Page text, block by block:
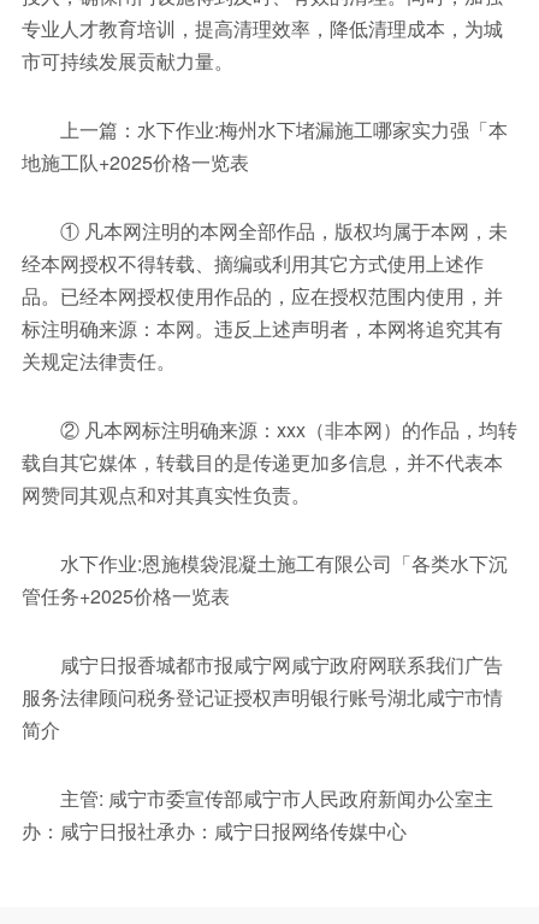
专业人才教育培训，提高清理效率，降低清理成本，为城
市可持续发展贡献力量。
上一篇：水下作业:梅州水下堵漏施工哪家实力强「本
地施工队+2025价格一览表
① 凡本网注明的本网全部作品，版权均属于本网，未
经本网授权不得转载、摘编或利用其它方式使用上述作
品。已经本网授权使用作品的，应在授权范围内使用，并
标注明确来源：本网。违反上述声明者，本网将追究其有
关规定法律责任。
② 凡本网标注明确来源：xxx（非本网）的作品，均转
载自其它媒体，转载目的是传递更加多信息，并不代表本
网赞同其观点和对其真实性负责。
水下作业:恩施模袋混凝土施工有限公司「各类水下沉
管任务+2025价格一览表
咸宁日报香城都市报咸宁网咸宁政府网联系我们广告
服务法律顾问税务登记证授权声明银行账号湖北咸宁市情
简介
主管: 咸宁市委宣传部咸宁市人民政府新闻办公室主
办：咸宁日报社承办：咸宁日报网络传媒中心